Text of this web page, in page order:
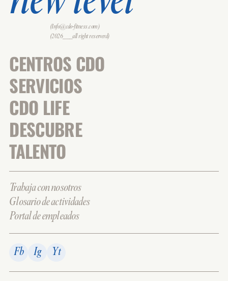
(Info@cdo-fitness.com)
(2026___all right reserverd)
CENTROS CDO
SERVICIOS
CDO LIFE
DESCUBRE
TALENTO
Trabaja con nosotros
Glosario de actividades
Portal de empleados
Fb Ig Yt